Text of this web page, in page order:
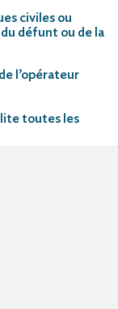
civiles ou
défunt ou de la
l’opérateur
toutes les